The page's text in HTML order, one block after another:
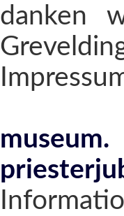
danken